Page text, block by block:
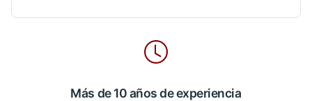
Más de 10 años de experiencia